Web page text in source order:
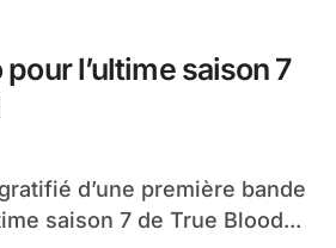
l’ultime saison 7
saison 7 de True Blood...